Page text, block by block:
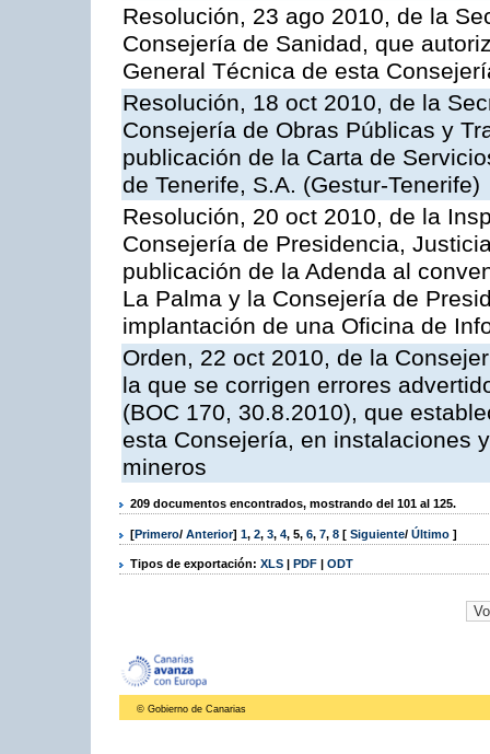
Resolución, 23 ago 2010, de la
Consejería de Sanidad, que
General Técnica de esta
Resolución, 18 oct 2010, de la
Consejería de Obras Públicas y
publicación de la Carta de
de Tenerife, S.A. (Gestur-Tenerife)
Resolución, 20 oct 2010, de la
Consejería de Presidencia,
publicación de la Adenda al
La Palma y la Consejería de
implantación de una Oficina de
Orden, 22 oct 2010, de la
la que se corrigen errores
(BOC 170, 30.8.2010), que
esta Consejería, en instalaciones
mineros
209 documentos encontrados, mostrando del 101 al 125.
[Primero/ Anterior] 1, 2, 3, 4, 5, 6, 7, 8 [ Siguiente/ Último ]
Tipos de exportación: XLS | PDF | ODT
© Gobierno de Canarias